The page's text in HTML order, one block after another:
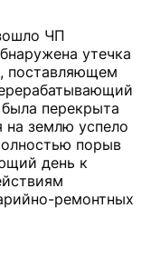
ЧП
утечка
поставляющем
перекрыта
на землю успело
порыв
день к
ремонтных